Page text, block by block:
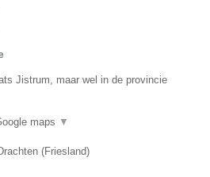
Jistrum, maar wel in de provincie
maps ▼
(Friesland)